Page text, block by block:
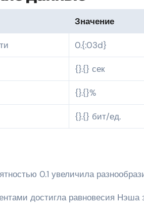
Значение
0.{:03d}
{}.{} сек
{}.{}%
{}.{} бит/ед.
0.1 увеличила
достигла равновесия Нэша